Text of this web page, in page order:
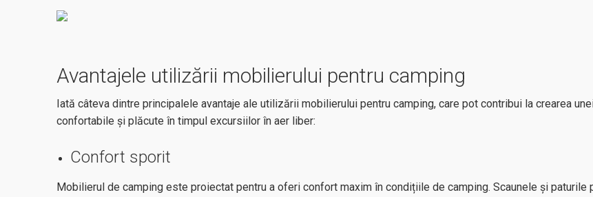
Avantajele utilizării mobilierului pentru camping
Iată câteva dintre principalele avantaje ale utilizării mobilierului pentru camping, care pot contribui la crearea
confortabile și plăcute în timpul excursiilor în aer liber:
Confort sporit
Mobilierul de camping este proiectat pentru a oferi confort maxim în condițiile de camping. Scaunele și paturile